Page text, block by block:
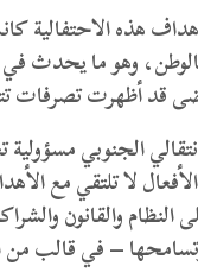
هذه الاحتفالية
وهو ما يحدث في
قد أظهرت تصرفات
الجنوبي
لا تلتقي مع
النظام والقانون
وتسامحها – في قالب